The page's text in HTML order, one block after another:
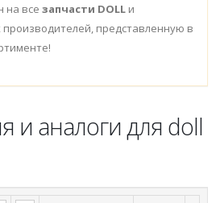
на все запчасти DOLL и
представленную в
и аналоги для doll